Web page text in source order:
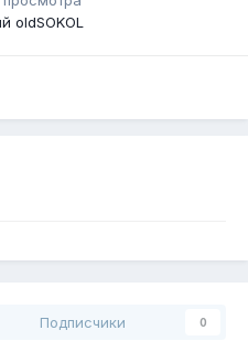
oldSOKОL
Подписчики 0